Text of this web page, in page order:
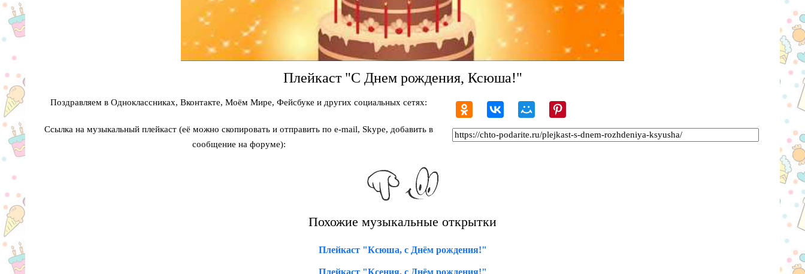
Плейкаст "С Днем рождения, Ксюша!"
Поздравляем в Одноклассниках, Вконтакте, Моём Мире, Фейсбуке и других социальных сетях:
Ссылка на музыкальный плейкаст (её можно скопировать и отправить по e-mail, Skype, добавить в
сообщение на форуме):
Похожие музыкальные открытки
Плейкаст "Ксюша, с Днём рождения!"